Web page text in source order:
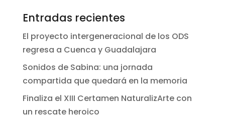
Entradas recientes
El proyecto intergeneracional de los ODS
regresa a Cuenca y Guadalajara
Sonidos de Sabina: una jornada
compartida que quedará en la memoria
Finaliza el XIII Certamen NaturalizArte con
un rescate heroico